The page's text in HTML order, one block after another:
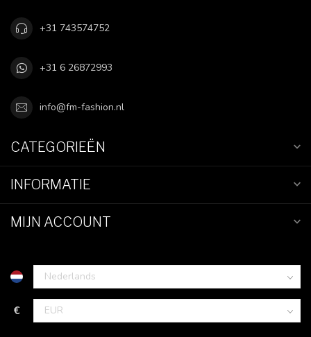
+31 743574752
+31 6 26872993
info@fm-fashion.nl
CATEGORIEËN
INFORMATIE
MIJN ACCOUNT
€